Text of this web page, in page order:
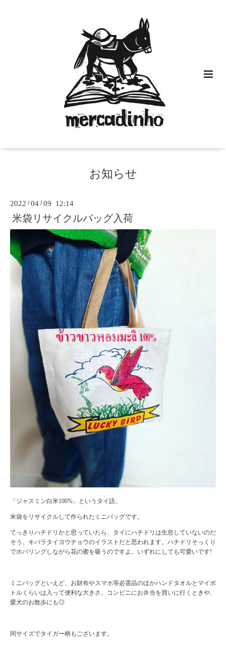
お知らせ
2022 /04 /09 12:14
米袋リサイクルバッグ入荷
「ジャスミン白米100%」というタイ語。
米袋をリサイクルして作られたミニバッグです。
てっきりハチドリかと思っていたら、タイにハチドリは生息していないのだ
そう。キバラタイヨウチョウのイラストだと思われます。ハチドリそっくり
でホバリングしながら花の蜜を吸うのですよ。いずれにしても可愛いです!
ミニバッグといえど、お財布やスマホ等必需品のほかハンドタオルとマイボ
トルくらいは入って便利な大きさ。コンビニにお弁当を買いに行くときや、
愛犬のお散歩にも◎
同サイズでタイガー柄もございます。